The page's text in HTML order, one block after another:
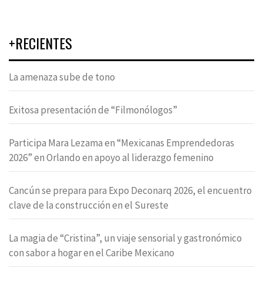
+RECIENTES
La amenaza sube de tono
Exitosa presentación de “Filmonólogos”
Participa Mara Lezama en “Mexicanas Emprendedoras
2026” en Orlando en apoyo al liderazgo femenino
Cancún se prepara para Expo Deconarq 2026, el encuentro
clave de la construcción en el Sureste
La magia de “Cristina”, un viaje sensorial y gastronómico
con sabor a hogar en el Caribe Mexicano